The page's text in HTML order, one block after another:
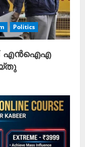
Politics
എൻഐഎ